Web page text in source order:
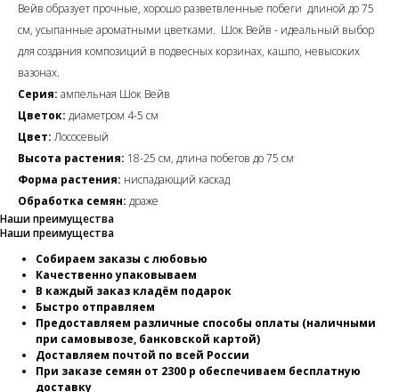
Вейв образует прочные, хорошо разветвленные побеги длиной до 75
см, усыпанные ароматными цветками. Шок Вейв - идеальный выбор
для создания композиций в подвесных корзинах, кашпо, невысоких
вазонах.
Серия: ампельная Шок Вейв
Цветок: диаметром 4-5 см
Цвет:Лососевый
Высота растения: 18-25 см, длина побегов до 75 см
Форма растения: ниспадающий каскад
Обработка семян: драже
Наши преимущества
Наши преимущества
Собираем заказы с любовью
Качественно упаковываем
В каждый заказ кладём подарок
Быстро отправляем
Предоставляем различные способы оплаты (наличными
при самовывозе, банковской картой)
Доставляем почтой по всей России
При заказе семян от 2300 р обеспечиваем бесплатную
доставку